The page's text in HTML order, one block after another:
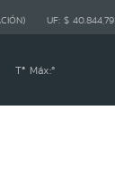
UF: $ 40.844,79
Tª Máx:º